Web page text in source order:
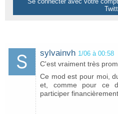
sylvainvh 1/06 à 00:58
C'est vraiment très
Ce mod est pour moi,
et, comme pour ce
participer